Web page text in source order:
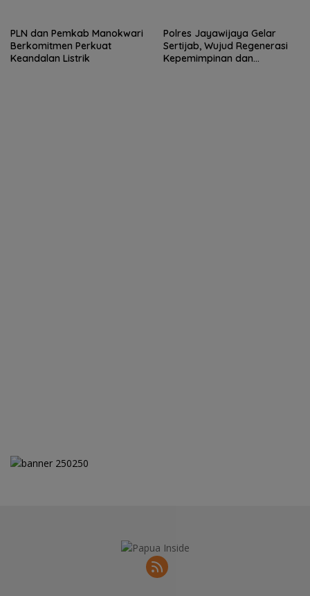
PLN dan Pemkab Manokwari
Berkomitmen Perkuat
Keandalan Listrik
Polres Jayawijaya Gelar
Sertijab, Wujud Regenerasi
Kepemimpinan dan